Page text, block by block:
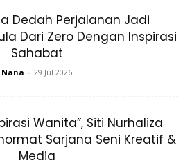
periksa produk itu
bahan haram?
tertanya-tanya bagaimana hendak
Dedah Perjalanan Jadi
Dari Zero Dengan Inspirasi
Sahabat
Nana - 29 Jul 2026
Wanita”, Siti Nurhaliza
Sarjana Seni Kreatif &
Media